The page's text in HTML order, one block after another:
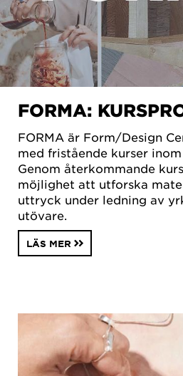
FORMA:
FORMA är Form/Design
med fristående kurser
Genom återkommande
möjlighet att utforska
uttryck under ledning av
utövare.
LÄS MER